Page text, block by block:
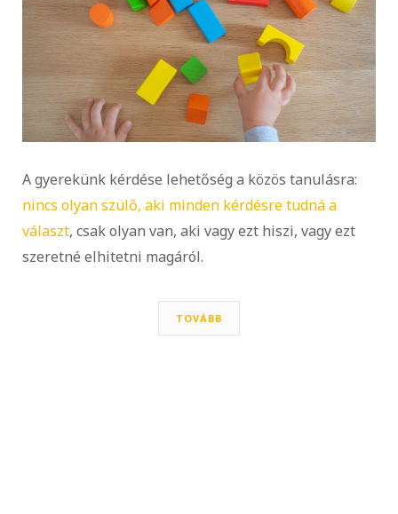
A gyerekünk kérdése lehetőség a közös tanulásra:
nincs olyan szülő, aki minden kérdésre tudná a
választ, csak olyan van, aki vagy ezt hiszi, vagy ezt
szeretné elhitetni magáról.
TOVÁBB